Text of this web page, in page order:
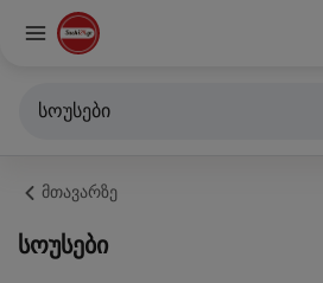
სოუსები
მთავარზე
სოუსები